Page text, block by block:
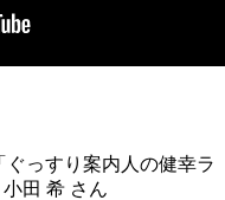
っすり案内人の健幸ラ
田 希 さん